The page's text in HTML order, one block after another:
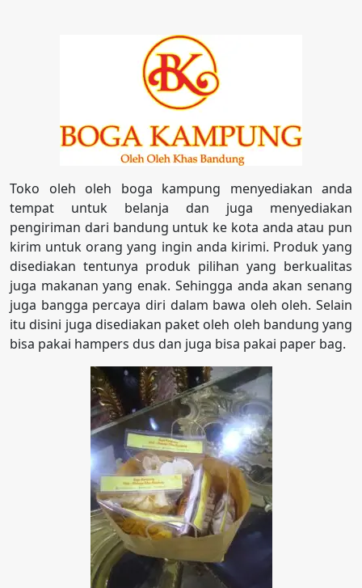
Toko oleh oleh boga kampung menyediakan anda
tempat untuk belanja dan juga menyediakan
pengiriman dari bandung untuk ke kota anda atau pun
kirim untuk orang yang ingin anda kirimi. Produk yang
disediakan tentunya produk pilihan yang berkualitas
juga makanan yang enak. Sehingga anda akan senang
juga bangga percaya diri dalam bawa oleh oleh. Selain
itu disini juga disediakan paket oleh oleh bandung yang
bisa pakai hampers dus dan juga bisa pakai paper bag.